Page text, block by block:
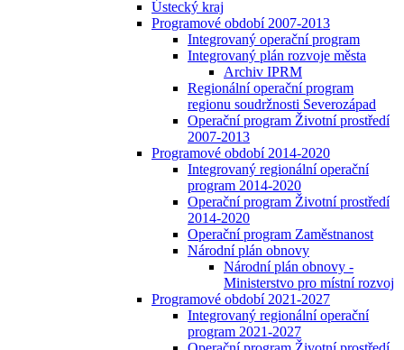
Ústecký kraj
Programové období 2007-2013
Integrovaný operační program
Integrovaný plán rozvoje města
Archiv IPRM
Regionální operační program
regionu soudržnosti Severozápad
Operační program Životní prostředí
2007-2013
Programové období 2014-2020
Integrovaný regionální operační
program 2014-2020
Operační program Životní prostředí
2014-2020
Operační program Zaměstnanost
Národní plán obnovy
Národní plán obnovy -
Ministerstvo pro místní rozvoj
Programové období 2021-2027
Integrovaný regionální operační
program 2021-2027